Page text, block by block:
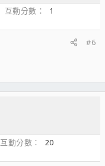
互動分數
1
#6
互動分數
20